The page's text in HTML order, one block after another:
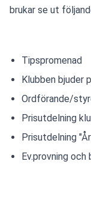
brukar se ut
Tipspromenad
Klubben bjuder
Ordförande/
Prisutdelning
Prisutdelning
Ev.provning